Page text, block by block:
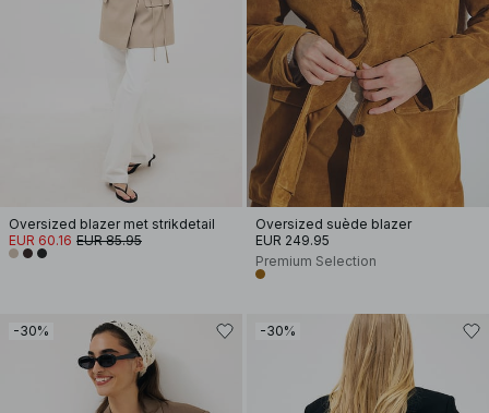
Oversized blazer met strikdetail
EUR 60.16 EUR 85.95
Oversized suède blazer
EUR 249.95
Premium Selection
-30% -30%